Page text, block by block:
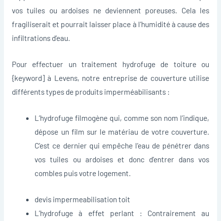
vos tuiles ou ardoises ne deviennent poreuses. Cela les
fragiliserait et pourrait laisser place à l’humidité à cause des
infiltrations d’eau.
Pour effectuer un traitement hydrofuge de toiture ou
{keyword] à Levens, notre entreprise de couverture utilise
différents types de produits imperméabilisants :
L’hydrofuge filmogène qui, comme son nom l’indique,
dépose un film sur le matériau de votre couverture.
C’est ce dernier qui empêche l’eau de pénétrer dans
vos tuiles ou ardoises et donc d’entrer dans vos
combles puis votre logement.
devis impermeabilisation toit
L’hydrofuge à effet perlant : Contrairement au